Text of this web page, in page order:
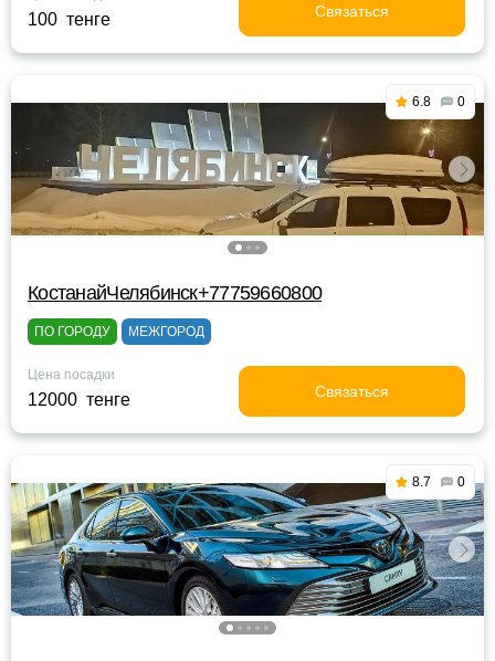
100 тенге Связаться
6.8 0
КостанайЧелябинск+77759660800
ПО ГОРОДУ МЕЖГОРОД
Цена посадки
12000 тенге Связаться
8.7 0